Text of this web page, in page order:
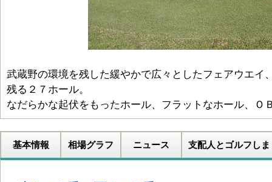
武蔵野の環境を残した緩やかで広々としたフェアウエイ
残る２７ホール。
なだらかな起伏をもったホール、フラットなホール、Ｏ
基本情報 相場グラフ ニュース 支配人とゴルフしま